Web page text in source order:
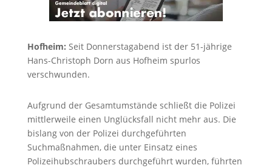
Hofheim: Seit Donnerstagabend ist der 51-jährige
Hans-Christoph Dorn aus Hofheim spurlos
verschwunden.
Aufgrund der Gesamtumstände schließt die Polizei
mittlerweile einen Unglücksfall nicht mehr aus. Die
bislang von der Polizei durchgeführten
Suchmaßnahmen, die unter Einsatz eines
Polizeihubschraubers durchgeführt wurden, führten